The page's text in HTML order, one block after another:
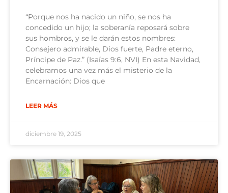
“Porque nos ha nacido un niño, se nos ha
concedido un hijo; la soberanía reposará sobre
sus hombros, y se le darán estos nombres:
Consejero admirable, Dios fuerte, Padre eterno,
Príncipe de Paz.” (Isaías 9:6, NVI) En esta Navidad,
celebramos una vez más el misterio de la
Encarnación: Dios que
LEER MÁS
diciembre 19, 2025